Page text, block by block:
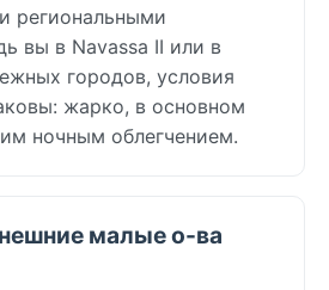
региональными
вы в Navassa II или в
городов, условия
жарко, в основном
ночным облегчением.
малые о-ва